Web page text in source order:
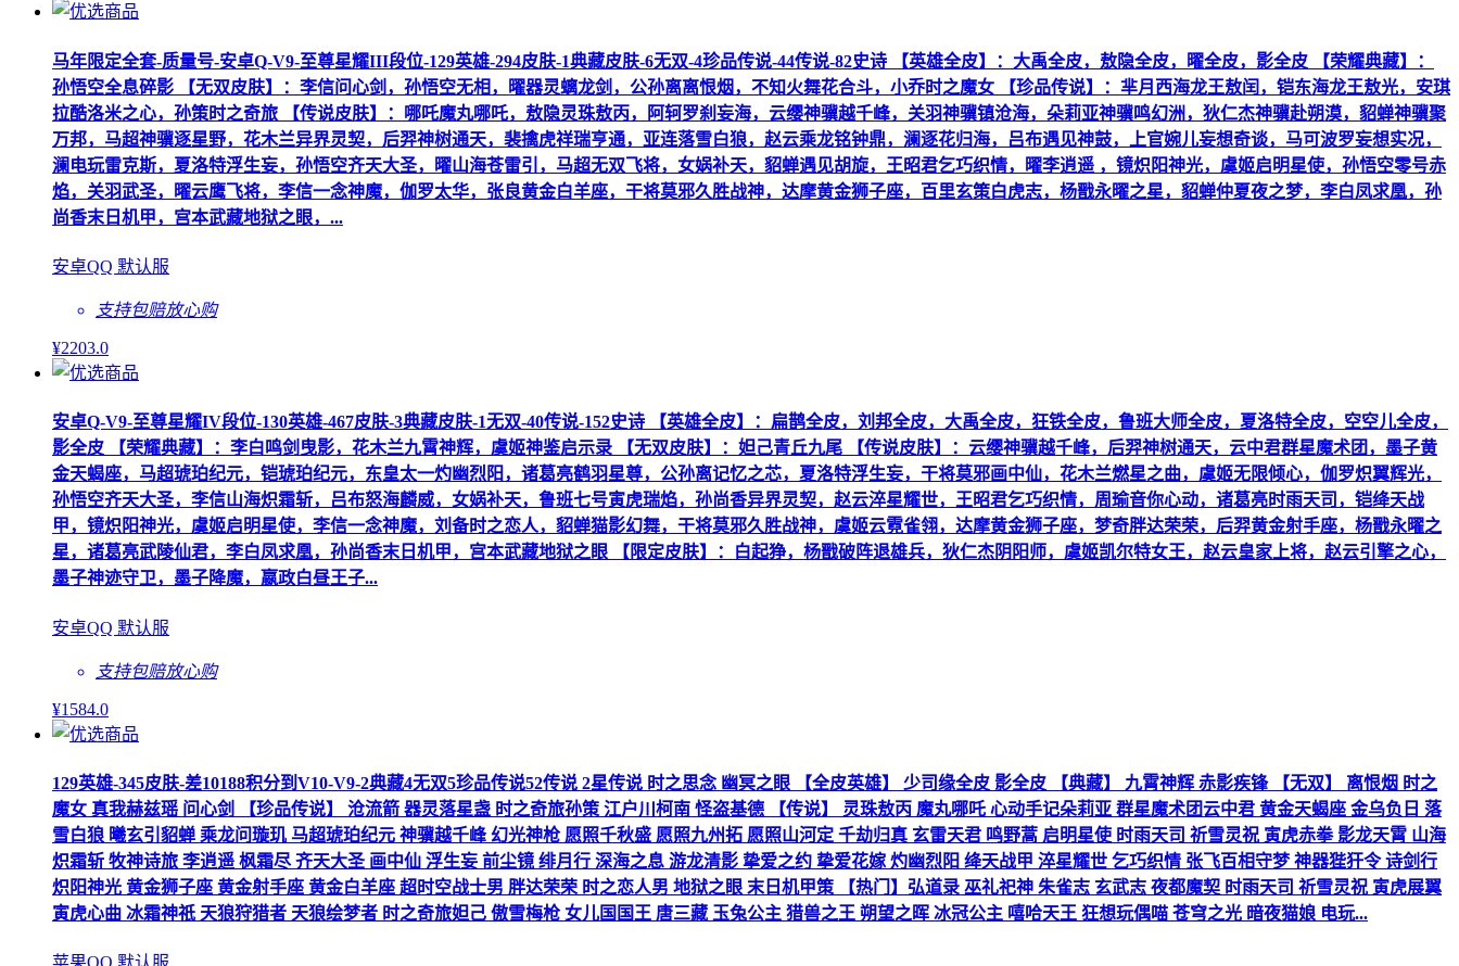
马年限定全套-质量号-安卓Q-V9-至尊星耀III段位-129英雄-294皮肤-1典藏皮肤-6无双-4珍品传说-44传说-82史诗 【英雄全皮】：大禹全皮，敖隐全皮，曜全皮，影全皮 【荣耀典藏】：
孙悟空全息碎影 【无双皮肤】：李信问心剑，孙悟空无相，曜器灵螭龙剑，公孙离离恨烟，不知火舞花合斗，小乔时之魔女 【珍品传说】：芈月西海龙王敖闰，铠东海龙王敖光，安琪
拉酷洛米之心，孙策时之奇旅 【传说皮肤】：哪吒魔丸哪吒，敖隐灵珠敖丙，阿轲罗刹妄海，云缨神骥越千峰，关羽神骥镇沧海，朵莉亚神骥鸣幻洲，狄仁杰神骥赴朔漠，貂蝉神骥聚
万邦，马超神骥逐星野，花木兰异界灵契，后羿神树通天，裴擒虎祥瑞亨通，亚连落雪白狼，赵云乘龙铭钟鼎，澜逐花归海，吕布遇见神鼓，上官婉儿妄想奇谈，马可波罗妄想实况，
澜电玩雷克斯，夏洛特浮生妄，孙悟空齐天大圣，曜山海苍雷引，马超无双飞将，女娲补天，貂蝉遇见胡旋，王昭君乞巧织情，曜李逍遥 ，镜炽阳神光，虞姬启明星使，孙悟空零号赤
焰，关羽武圣，曜云鹰飞将，李信一念神魔，伽罗太华，张良黄金白羊座，干将莫邪久胜战神，达摩黄金狮子座，百里玄策白虎志，杨戬永曜之星，貂蝉仲夏夜之梦，李白凤求凰，孙
尚香末日机甲，宫本武藏地狱之眼，...
安卓QQ 默认服
支持包赔放心购
¥2203.0
安卓Q-V9-至尊星耀IV段位-130英雄-467皮肤-3典藏皮肤-1无双-40传说-152史诗 【英雄全皮】：扁鹊全皮，刘邦全皮，大禹全皮，狂铁全皮，鲁班大师全皮，夏洛特全皮，空空儿全皮，
影全皮 【荣耀典藏】：李白鸣剑曳影，花木兰九霄神辉，虞姬神鉴启示录 【无双皮肤】：妲己青丘九尾 【传说皮肤】：云缨神骥越千峰，后羿神树通天，云中君群星魔术团，墨子黄
金天蝎座，马超琥珀纪元，铠琥珀纪元，东皇太一灼幽烈阳，诸葛亮鹤羽星尊，公孙离记忆之芯，夏洛特浮生妄，干将莫邪画中仙，花木兰燃星之曲，虞姬无限倾心，伽罗炽翼辉光，
孙悟空齐天大圣，李信山海炽霜斩，吕布怒海麟威，女娲补天，鲁班七号寅虎瑞焰，孙尚香异界灵契，赵云淬星耀世，王昭君乞巧织情，周瑜音你心动，诸葛亮时雨天司，铠绛天战
甲，镜炽阳神光，虞姬启明星使，李信一念神魔，刘备时之恋人，貂蝉猫影幻舞，干将莫邪久胜战神，虞姬云霓雀翎，达摩黄金狮子座，梦奇胖达荣荣，后羿黄金射手座，杨戬永曜之
星，诸葛亮武陵仙君，李白凤求凰，孙尚香末日机甲，宫本武藏地狱之眼 【限定皮肤】：白起狰，杨戬破阵退雄兵，狄仁杰阴阳师，虞姬凯尔特女王，赵云皇家上将，赵云引擎之心，
墨子神迹守卫，墨子降魔，嬴政白昼王子...
安卓QQ 默认服
支持包赔放心购
¥1584.0
129英雄-345皮肤-差10188积分到V10-V9-2典藏4无双5珍品传说52传说 2星传说 时之思念 幽冥之眼 【全皮英雄】 少司缘全皮 影全皮 【典藏】 九霄神辉 赤影疾锋 【无双】 离恨烟 时之
魔女 真我赫兹瑶 问心剑 【珍品传说】 沧流箭 器灵落星盏 时之奇旅孙策 江户川柯南 怪盗基德 【传说】 灵珠敖丙 魔丸哪吒 心动手记朵莉亚 群星魔术团云中君 黄金天蝎座 金乌负日 落
雪白狼 曦玄引貂蝉 乘龙问璇玑 马超琥珀纪元 神骥越千峰 幻光神枪 愿照千秋盛 愿照九州拓 愿照山河定 千劫归真 玄雷天君 鸣野蒿 启明星使 时雨天司 祈雪灵祝 寅虎赤拳 影龙天霄 山海
炽霜斩 牧神诗旅 李逍遥 枫霜尽 齐天大圣 画中仙 浮生妄 前尘镜 绯月行 深海之息 游龙清影 挚爱之约 挚爱花嫁 灼幽烈阳 绛天战甲 淬星耀世 乞巧织情 张飞百相守梦 神器狴犴令 诗剑行
炽阳神光 黄金狮子座 黄金射手座 黄金白羊座 超时空战士男 胖达荣荣 时之恋人男 地狱之眼 末日机甲策 【热门】弘道录 巫礼祀神 朱雀志 玄武志 夜都魔契 时雨天司 祈雪灵祝 寅虎展翼
寅虎心曲 冰霜神祇 天狼狩猎者 天狼绘梦者 时之奇旅妲己 傲雪梅枪 女儿国国王 唐三藏 玉兔公主 猎兽之王 朔望之晖 冰冠公主 嘻哈天王 狂想玩偶喵 苍穹之光 暗夜猫娘 电玩...
苹果QQ 默认服